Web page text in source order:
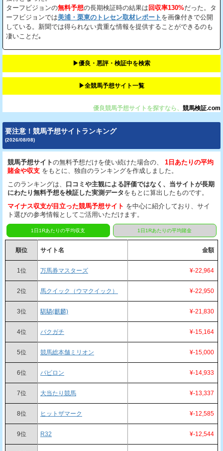
ターフビジョンの無料予想の長期検証時の結果は 回収率130%だった。タ
ーフビジョンでは美浦・栗東のトレセン取材レポート を画像付きで公開
している。新聞では得られない貴重な情報を提供することができるのも
凄いことだ｡
▶︎優良・悪評・検証中を検索
▶︎全競馬予想サイト一覧
優良競馬予想サイトを探すなら、 競馬検証.com
要注意！競馬予想サイトランキング
(2026/08/08)
競馬予想サイトの無料予想だけを使い続けた場合の、
1日あたりの平均
賭金や収支 をもとに、独自のランキングを作成しました。
このランキングは、 口コミや主観による評価ではなく、当サイトが長期
にわたり無料予想を検証した実測データをもとに算出したものです。
マイナス収支が目立った競馬予想サイト を中心に紹介しており、サイ
ト選びの参考情報としてご活用いただけます。
1日1Rあたりの平均収支 1日1Rあたりの平均賭金
順位 サイト名 金額
1位 万馬券マスターズ ¥-22,964
2位 馬クイック（ウマクイック） ¥-22,950
3位 騏驎(麒麟) ¥-21,830
4位 バクガチ ¥-15,164
5位 競馬総本舗ミリオン ¥-15,000
6位 バビロン ¥-14,933
7位 大当たり競馬 ¥-13,337
8位 ヒットザマーク ¥-12,585
9位 R32 ¥-12,544